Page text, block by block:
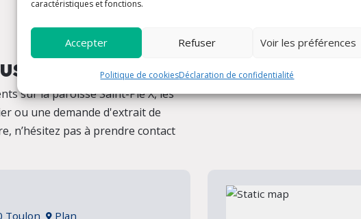
caractéristiques et fonctions.
Accepter Refuser Voir les préférences
Politique de cookiesDéclaration de confidentialité
sur la paroisse Saint-Pie X, les
ou une demande d'extrait de
n’hésitez pas à prendre contact
Toulon
Plan